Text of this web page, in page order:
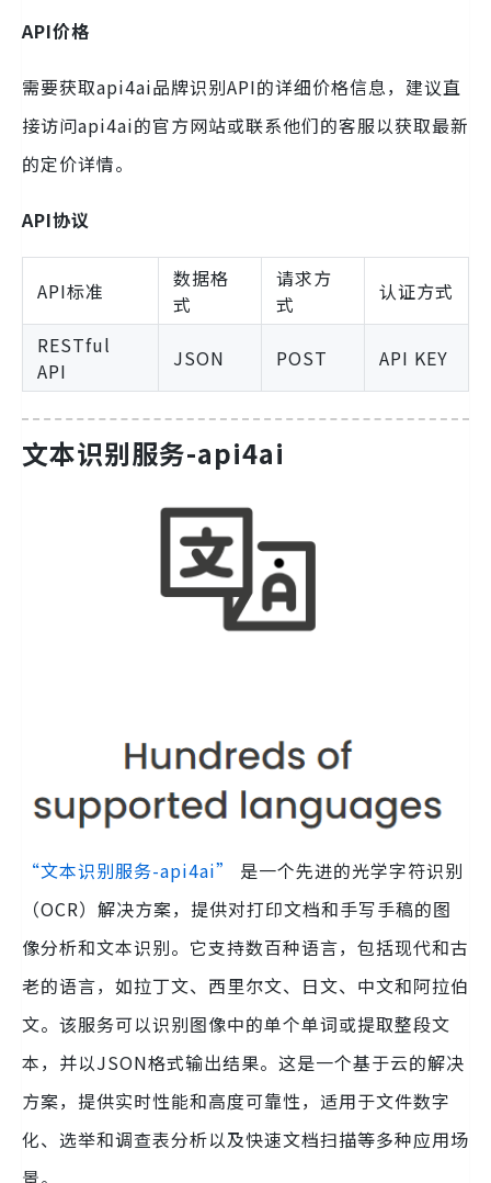
API价格
需要获取api4ai品牌识别API的详细价格信息，建议直
接访问api4ai的官方网站或联系他们的客服以获取最新
的定价详情。
API协议
API标准
数据格
式
请求方
式
认证方式
RESTful
API
JSON POST API KEY
文本识别服务-api4ai
“文本识别服务-api4ai” 是一个先进的光学字符识别
（OCR）解决方案，提供对打印文档和手写手稿的图
像分析和文本识别。它支持数百种语言，包括现代和古
老的语言，如拉丁文、西里尔文、日文、中文和阿拉伯
文。该服务可以识别图像中的单个单词或提取整段文
本，并以JSON格式输出结果。这是一个基于云的解决
方案，提供实时性能和高度可靠性，适用于文件数字
化、选举和调查表分析以及快速文档扫描等多种应用场
景。